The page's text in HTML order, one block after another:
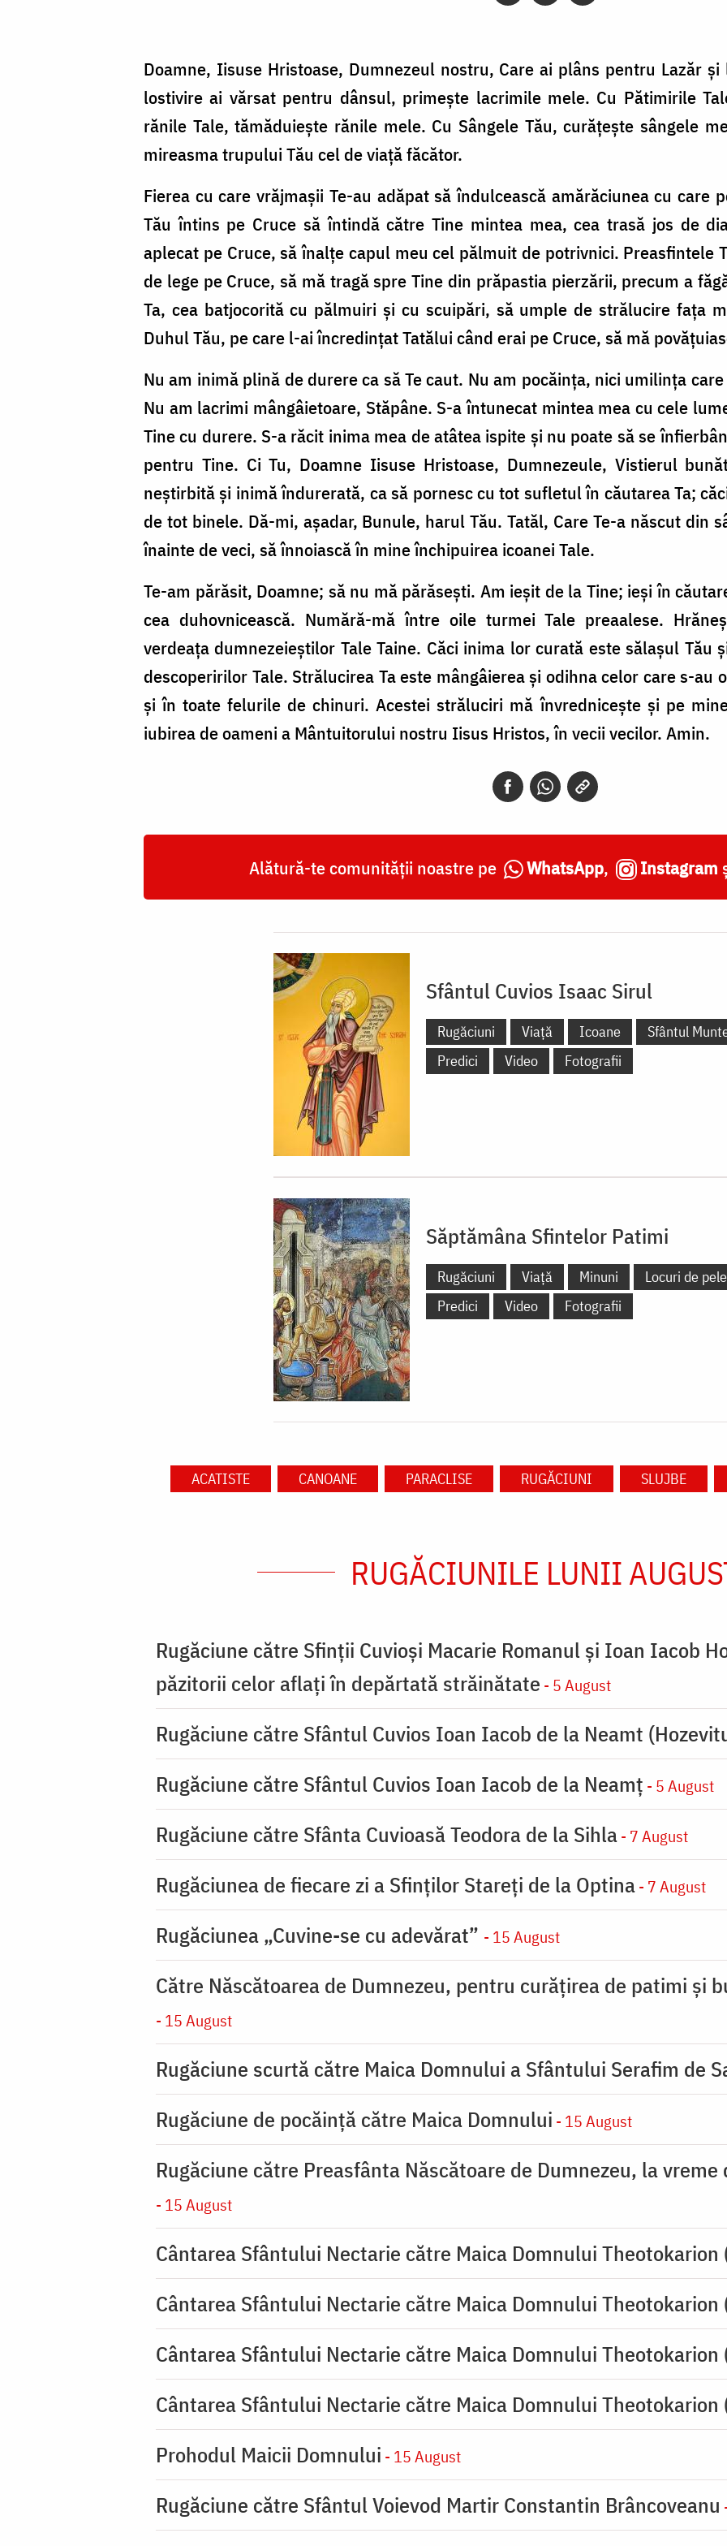
Doamne, Iisuse Hristoase, Dumne­zeul nostru, Care ai plâns pentru La­zăr
lostivire ai vărsat pentru dânsul, pri­mește lacrimile mele. Cu Pătimirile
rănile Tale, tămăduiește rănile mele. Cu Sân­gele Tău, curățește sângele
mireasma tru­pului Tău cel de viață făcător.
Fie­rea cu care vrăjmașii Te-au adăpat să în­dulcească amărăciunea cu care
Tău întins pe Cruce să întindă către Tine mintea mea, cea trasă jos de
aplecat pe Cruce, să înalțe capul meu cel pălmuit de po­trivnici. Preasfintele
de lege pe Cruce, să mă tragă spre Tine din prăpastia pier­zării, precum a
Ta, cea batjocorită cu păl­muiri și cu scuipări, să umple de strălucire fața
Duhul Tău, pe care l-ai în­cre­dințat Tatălui când erai pe Cruce, să mă
Nu am inimă plină de durere ca să Te caut. Nu am pocăința, nici umilința
Nu am lacrimi mângâie­toa­re, Stăpâne. S-a întunecat mintea mea cu cele
Tine cu durere. S-a răcit inima mea de atâtea ispite și nu poate să se
pentru Tine. Ci Tu, Doamne Iisuse Hris­toase, Dumne­ze­ule, Vistie­rul
neștirbită și inimă îndu­rerată, ca să pornesc cu tot sufletul în cău­tarea Ta;
de tot binele. Dă-mi, așadar, Bunule, harul Tău. Tatăl, Care Te-a născut din
înainte de veci, să înnoiască în mine închi­­puirea icoanei Tale.
Te-am părăsit, Doam­ne; să nu mă părăsești. Am ieșit de la Tine; ieși în
cea duhov­nicească. Numără-mă între oile turmei Tale prea­alese.
verdeața dumnezeieștilor Tale Taine. Căci inima lor curată este să­lașul Tău
descoperiri­lor Tale. Strălu­cirea Ta este mângâierea și odihna celor care s-au
și în toate felurile de chinuri. Acestei străluciri mă învrednicește și pe
iubirea de oameni a Mân­tuitorului nos­tru Iisus Hristos, în vecii vecilor. Amin.
Alătură-te comunității noastre pe WhatsApp, Instagram
Sfântul Cuvios Isaac Sirul
Rugăciuni Viață Icoane
Sfântul
Predici
Video Fotografii
Săptămâna Sfintelor Patimi
Rugăciuni Viață Minuni
Locuri de
Predici
Video Fotografii
ACATISTE CANOANE PARACLISE RUGĂCIUNI SLUJBE
RUGĂCIUNILE LUNII
Rugăciune către Sfinții Cuvioși Macarie Romanul și Ioan Iacob
păzitorii celor aflați în depărtată străinătate - 5 August
Rugăciune către Sfântul Cuvios Ioan Iacob de la Neamt
Rugăciune către Sfântul Cuvios Ioan Iacob de la Neamț - 5 August
Rugăciune către Sfânta Cuvioasă Teodora de la Sihla- 7 August
Rugăciunea de fiecare zi a Sfinților Stareți de la Optina- 7 August
Rugăciunea „Cuvine-se cu adevărat” - 15 August
Către Născătoarea de Dumnezeu, pentru curățirea de patimi și
- 15 August
Rugăciune scurtă către Maica Domnului a Sfântului Serafim de
Rugăciune de pocăinţă către Maica Domnului - 15 August
Rugăciune către Preasfânta Născătoare de Dumnezeu, la
- 15 August
Cântarea Sfântului Nectarie către Maica Domnului Theotokarion
Cântarea Sfântului Nectarie către Maica Domnului Theotokarion
Cântarea Sfântului Nectarie către Maica Domnului Theotokarion
Cântarea Sfântului Nectarie către Maica Domnului Theotokarion
Prohodul Maicii Domnului - 15 August
Rugăciune către Sfântul Voievod Martir Constantin Brâncoveanu